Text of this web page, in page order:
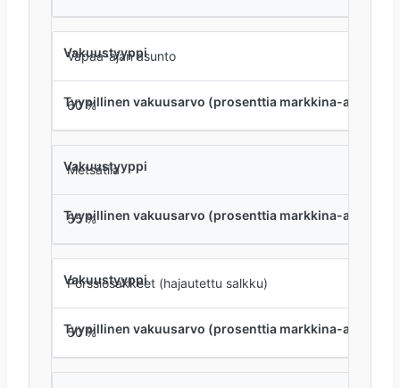
Vapaa-ajan asunto
60 %
Metsätila
55 %
Pörssiosakkeet (hajautettu salkku)
50 %